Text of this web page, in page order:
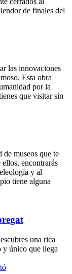
de finales del
las innovaciones
Esta obra
por la
que visitar sin
museos que te
encontrarás
y al
tiene alguna
una rica
y único que llega